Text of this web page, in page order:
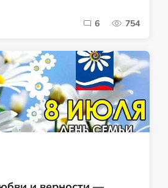
6 754